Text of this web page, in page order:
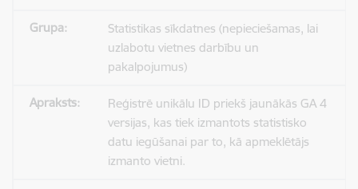
Statistikas sīkdatnes (nepieciešamas, lai
uzlabotu vietnes darbību un
pakalpojumus)
Reģistrē unikālu ID priekš jaunākās GA 4
versijas, kas tiek izmantots statistisko
datu iegūšanai par to, kā apmeklētājs
izmanto vietni.